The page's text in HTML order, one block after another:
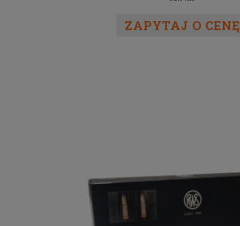
ZAPYTAJ O CENĘ